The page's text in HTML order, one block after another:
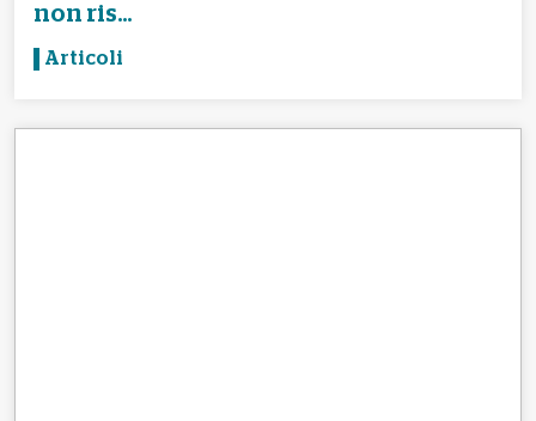
non ris...
Articoli